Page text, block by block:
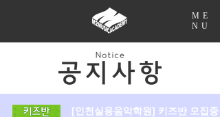
ME
NU
[인천실용음악학원] 키즈반 모집중